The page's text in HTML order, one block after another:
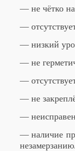
— не чётко
—
— низкий
— не
—
— не
— неисправен
— наличие